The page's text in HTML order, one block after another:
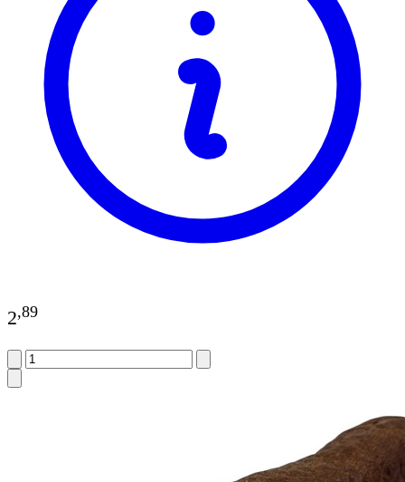
2,89